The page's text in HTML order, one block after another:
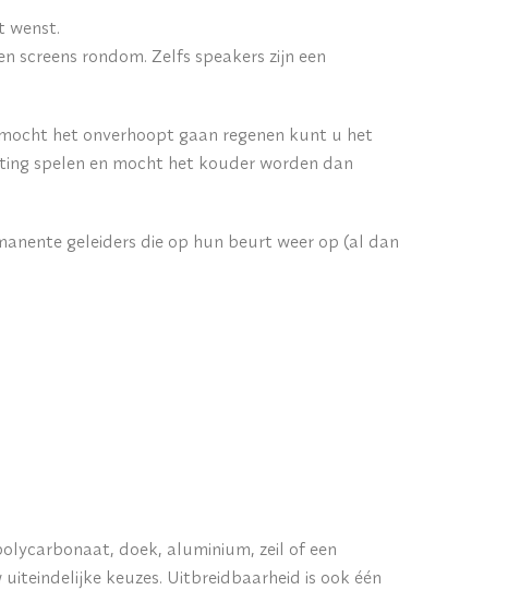
wenst.
screens rondom. Zelfs speakers zijn een
het onverhoopt gaan regenen kunt u het
spelen en mocht het kouder worden dan
geleiders die op hun beurt weer op (al dan
doek, aluminium, zeil of een
keuzes. Uitbreidbaarheid is ook één